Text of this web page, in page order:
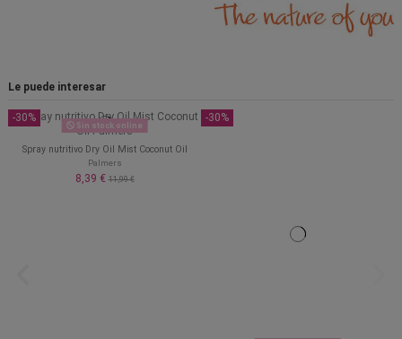
Le puede interesar
-30%
Sin stock online
Spray nutritivo Dry Oil Mist Coconut Oil
Palmers
8,39 €11,99 €
-30%